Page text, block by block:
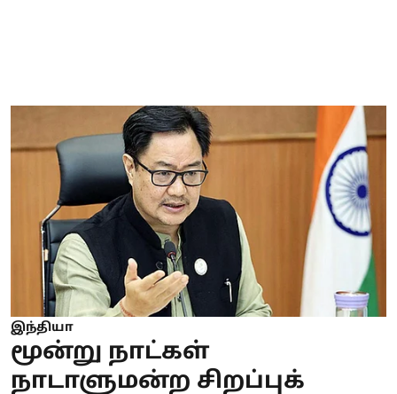
இந்தியா
மூன்று நாட்கள்
நாடாளுமன்ற சிறப்புக்